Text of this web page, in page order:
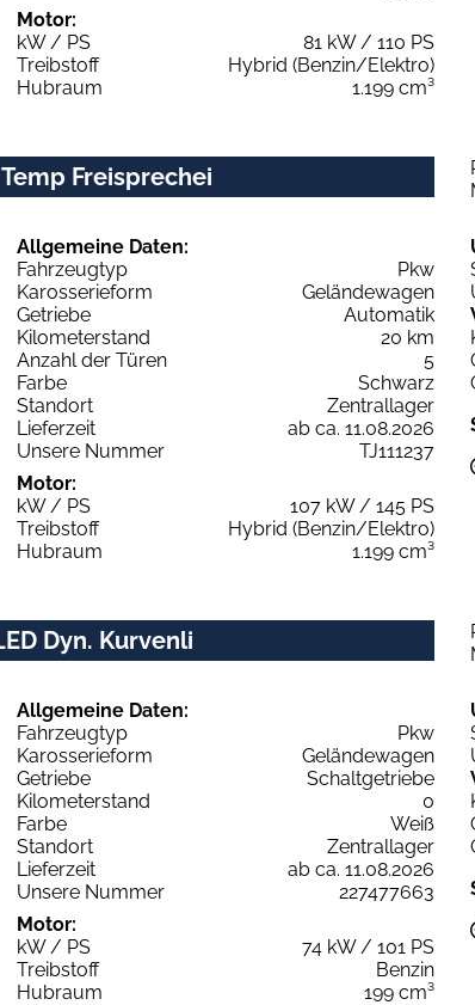
Motor:
kW / PS
81 kW / 110 PS
Treibstoff
Hybrid (Benzin/Elektro)
Hubraum
1.199 cm³
Freisprechei
Allgemeine Daten:
Fahrzeugtyp
Pkw
Karosserieform
Geländewagen
Getriebe
Automatik
Kilometerstand
20 km
Anzahl der Türen
5
Farbe
Schwarz
Standort
Zentrallager
Lieferzeit
ab ca. 11.08.2026
Unsere Nummer
TJ111237
Motor:
kW / PS
107 kW / 145 PS
Treibstoff
Hybrid (Benzin/Elektro)
Hubraum
1.199 cm³
Dyn. Kurvenli
Allgemeine Daten:
Fahrzeugtyp
Pkw
Karosserieform
Geländewagen
Getriebe
Schaltgetriebe
Kilometerstand
0
Farbe
Weiß
Standort
Zentrallager
Lieferzeit
ab ca. 11.08.2026
Unsere Nummer
227477663
Motor:
kW / PS
74 kW / 101 PS
Treibstoff
Benzin
Hubraum
199 cm³